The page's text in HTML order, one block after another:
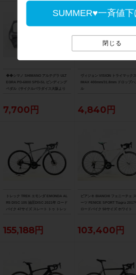
SUMMER♥一斉値
閉じる
◆◆シマノ SHIMANO アルテグラ ULT
EGRA PD-6800 SPD-SL ビンディング
ペダル（サイクルパラダイス大阪より
7,700円
ヴィジョン VISION トライマック
IMAX 400mm/31.8mm ドロップハ
ル
4,840円
トレック TREK エモンダ EMONDA AL
R5 DISC 105 油圧DISC 2021年 ロード
バイク 47サイズ スレート トゥ トレッ
155,188円
ビアンキ BIANCHI フェニーチェ
ーツ FENICE SPORT Tiagra 2017
ロードバイク 50サイズ ホワイト
103,400円